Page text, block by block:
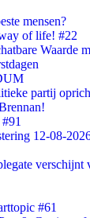
mensen?
of life! #22
Waarde
partij
12-08-
verschijnt
#61